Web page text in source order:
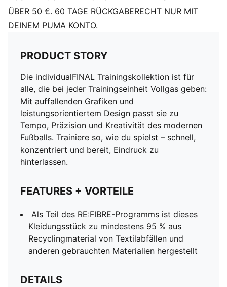
ÜBER 50 €. 60 TAGE RÜCKGABERECHT NUR MIT
DEINEM PUMA KONTO.
PRODUCT STORY
Die individualFINAL Trainingskollektion ist für
alle, die bei jeder Trainingseinheit Vollgas geben:
Mit auffallenden Grafiken und
leistungsorientiertem Design passt sie zu
Tempo, Präzision und Kreativität des modernen
Fußballs. Trainiere so, wie du spielst – schnell,
konzentriert und bereit, Eindruck zu
hinterlassen.
FEATURES + VORTEILE
Als Teil des RE:FIBRE-Programms ist dieses
Kleidungsstück zu mindestens 95 % aus
Recyclingmaterial von Textilabfällen und
anderen gebrauchten Materialien hergestellt
DETAILS